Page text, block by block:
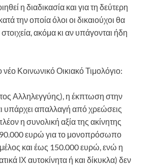
η διαδικασία και για τη δεύτερη
την οποία όλοι οι δικαιούχοι θα
ακόμα κι αν υπάγονται ήδη
Κοινωνικό Οικιακό Τιμολόγιο:
Αλληλεγγύης), η έκπτωση στην
υπάρχει απαλλαγή από χρεώσεις
η συνολική αξία της ακίνητης
90.000 ευρώ για το μονοπρόσωπο
και έως 150.000 ευρώ, ενώ η
ΙΧ αυτοκίνητα ή και δίκυκλα) δεν